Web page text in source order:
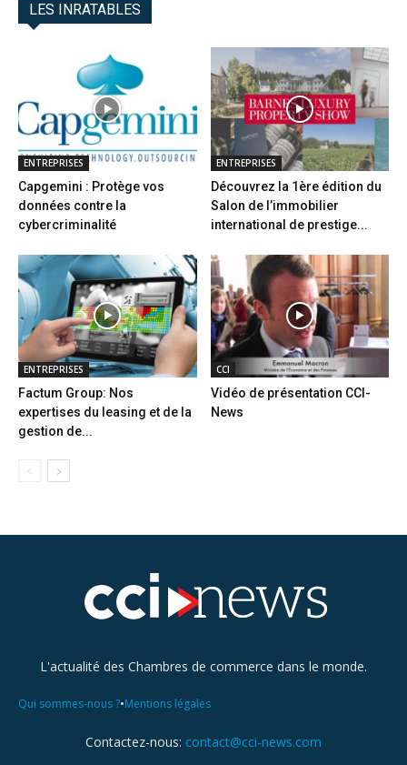
LES INRATABLES
ENTREPRISES
Capgemini : Protège vos
données contre la
cybercriminalité
ENTREPRISES
Découvrez la 1ère édition du
Salon de l’immobilier
international de prestige...
ENTREPRISES
Factum Group: Nos
expertises du leasing et de la
gestion de...
CCI
Vidéo de présentation CCI-
News
L'actualité des Chambres de commerce dans le monde.
Qui sommes-nous ?•Mentions légales
Contactez-nous: contact@cci-news.com